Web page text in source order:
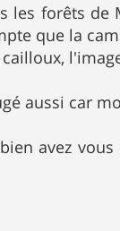
les forêts
que la
aussi car
avez